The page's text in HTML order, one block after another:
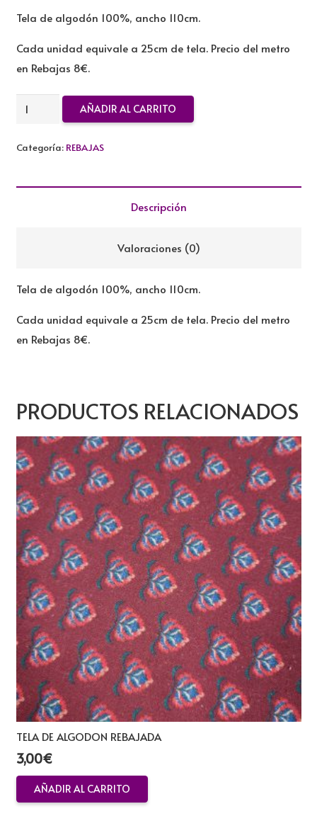
Tela de algodón 100%, ancho 110cm.
Cada unidad equivale a 25cm de tela. Precio del metro
en Rebajas 8€.
TELA
ALGODON
AÑADIR AL CARRITO
Categoría: REBAJAS
Descripción
Valoraciones (0)
Tela de algodón 100%, ancho 110cm.
Cada unidad equivale a 25cm de tela. Precio del metro
en Rebajas 8€.
PRODUCTOS RELACIONADOS
TELA DE ALGODON REBAJADA
3,00€
AÑADIR AL CARRITO